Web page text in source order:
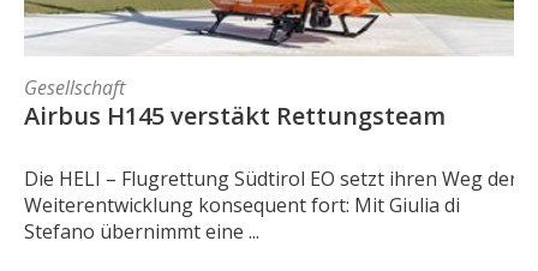
Gesellschaft
Airbus H145 verstäkt Rettungsteam
Die HELI – Flugrettung Südtirol EO setzt ihren Weg der
Weiterentwicklung konsequent fort: Mit Giulia di
Stefano übernimmt eine ...